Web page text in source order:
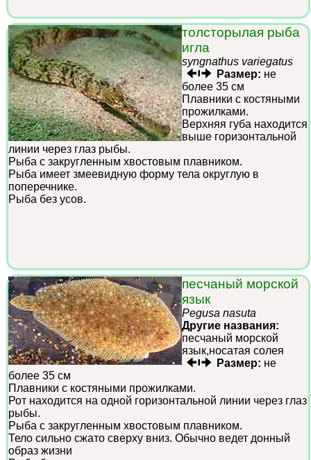
толсторылая рыба
игла
syngnathus variegatus
Размер: не
более 35 см
Плавники с костяными
прожилками.
Верхняя губа находится
выше горизонтальной
линии через глаз рыбы.
Рыба с закругленным хвостовым плавником.
Рыба имеет змеевидную форму тела округлую в
поперечнике.
Рыба без усов.
песчаный морской
язык
Pegusa nasuta
Другие названия:
песчаный морской
язык,носатая солея
Размер: не
более 35 см
Плавники с костяными прожилками.
Рот находится на одной горизонтальной линии через глаз
рыбы.
Рыба с закругленным хвостовым плавником.
Тело сильно сжато сверху вниз. Обычно ведет донный
образ жизни